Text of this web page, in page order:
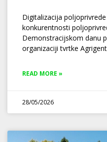
Digitalizacija
konkurentnosti
Demonstracijskom danu
organizaciji tvrtke
READ MORE »
28/05/2026